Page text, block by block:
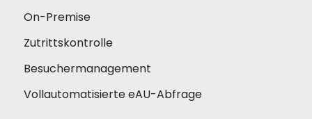
On-Premise
Zutrittskontrolle
Besuchermanagement
Vollautomatisierte eAU-Abfrage